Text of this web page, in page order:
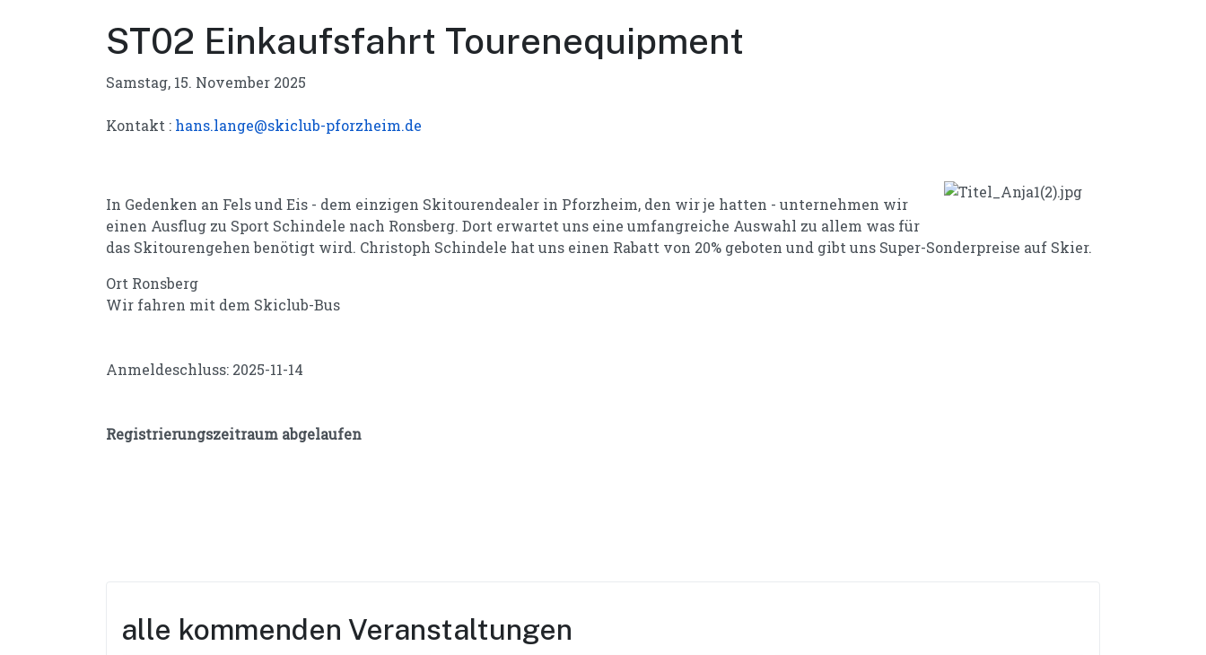
ST02 Einkaufsfahrt Tourenequipment
Samstag, 15. November 2025
Kontakt : hans.lange@skiclub-pforzheim.de
In Gedenken an Fels und Eis - dem einzigen Skitourendealer in Pforzheim, den wir je hatten - unternehmen wir
einen Ausflug zu Sport Schindele nach Ronsberg. Dort erwartet uns eine umfangreiche Auswahl zu allem was für
das Skitourengehen benötigt wird. Christoph Schindele hat uns einen Rabatt von 20% geboten und gibt uns Super-Sonderpreise auf Skier.
Ort Ronsberg
Wir fahren mit dem Skiclub-Bus
Anmeldeschluss: 2025-11-14
Registrierungszeitraum abgelaufen
alle kommenden Veranstaltungen